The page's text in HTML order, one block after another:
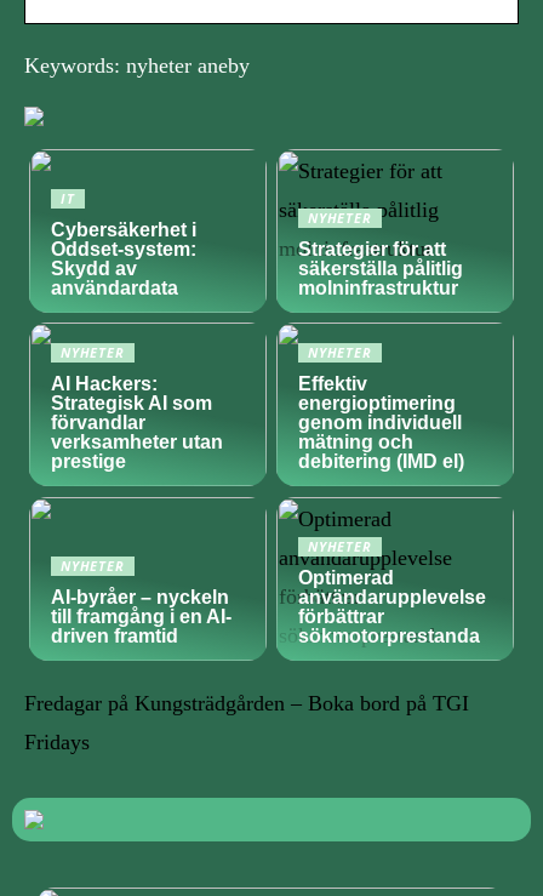
Keywords: nyheter aneby
IT
Cybersäkerhet i
Oddset-system:
Skydd av
användardata
NYHETER
Strategier för att
säkerställa pålitlig
molninfrastruktur
NYHETER
AI Hackers:
Strategisk AI som
förvandlar
verksamheter utan
prestige
NYHETER
Effektiv
energioptimering
genom individuell
mätning och
debitering (IMD el)
NYHETER
AI-byråer – nyckeln
till framgång i en AI-
driven framtid
NYHETER
Optimerad
användarupplevelse
förbättrar
sökmotorprestanda
Fredagar på Kungsträdgården – Boka bord på TGI
Fridays